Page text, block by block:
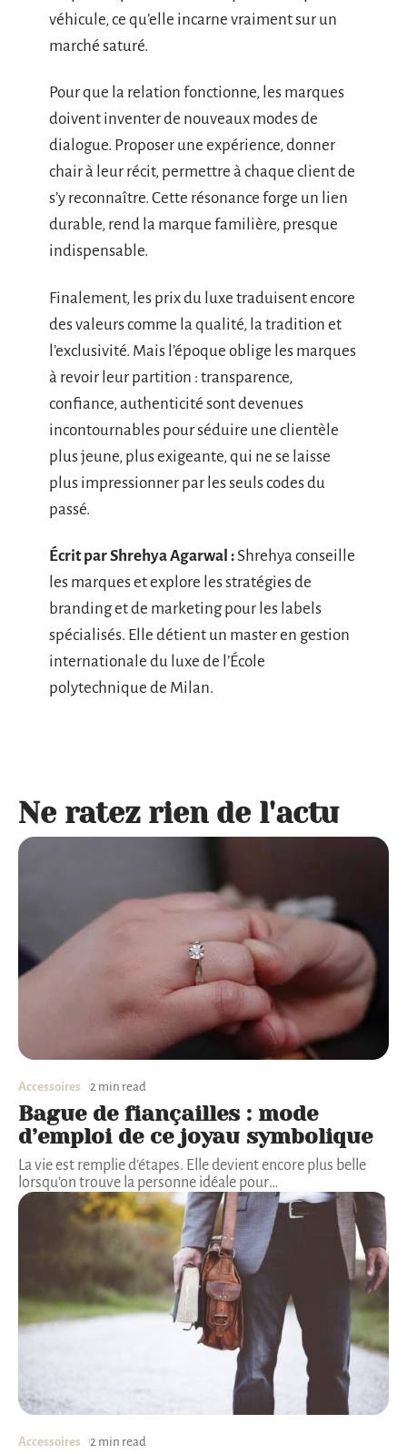
véhicule, ce qu’elle incarne vraiment sur un
marché saturé.
Pour que la relation fonctionne, les marques
doivent inventer de nouveaux modes de
dialogue. Proposer une expérience, donner
chair à leur récit, permettre à chaque client de
s’y reconnaître. Cette résonance forge un lien
durable, rend la marque familière, presque
indispensable.
Finalement, les prix du luxe traduisent encore
des valeurs comme la qualité, la tradition et
l’exclusivité. Mais l’époque oblige les marques
à revoir leur partition : transparence,
confiance, authenticité sont devenues
incontournables pour séduire une clientèle
plus jeune, plus exigeante, qui ne se laisse
plus impressionner par les seuls codes du
passé.
Écrit par Shrehya Agarwal :Shrehya conseille
les marques et explore les stratégies de
branding et de marketing pour les labels
spécialisés. Elle détient un master en gestion
internationale du luxe de l’École
polytechnique de Milan.
Ne ratez rien de l'actu
Accessoires 2 min read
Bague de fiançailles : mode
d’emploi de ce joyau symbolique
La vie est remplie d’étapes. Elle devient encore plus belle
lorsqu’on trouve la personne idéale pour…
Accessoires 2 min read